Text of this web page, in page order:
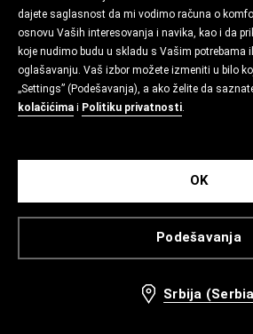
dajete saglasnost da mi vodimo računa o
osnovu Vaših interesovanja i navika, kao i da
koje nudimo budu u skladu s Vašim potrebama
oglašavanju. Vaš izbor možete izmeniti u bilo
„Settings” (Podešavanja), a ako želite da
kolačićima i Politiku privatnosti.
Podešavanja
OK
Srbija